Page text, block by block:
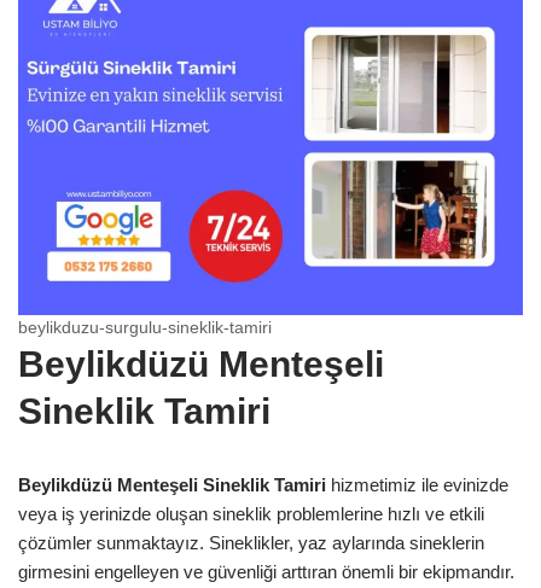
beylikduzu-surgulu-sineklik-tamiri
Beylikdüzü Menteşeli
Sineklik Tamiri
Beylikdüzü Menteşeli Sineklik Tamiri hizmetimiz ile evinizde
veya iş yerinizde oluşan sineklik problemlerine hızlı ve etkili
çözümler sunmaktayız. Sineklikler, yaz aylarında sineklerin
girmesini engelleyen ve güvenliği arttıran önemli bir ekipmandır.